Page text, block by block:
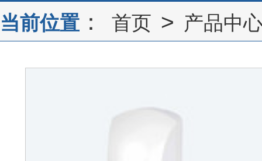
当前位置 ： 首页 > 产品中